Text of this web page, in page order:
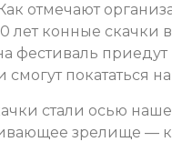
отмечают
лет конные скачки
фестиваль
смогут покататься
стали осью
зрелище —